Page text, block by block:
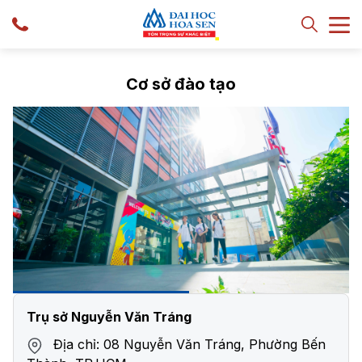
Cơ sở đào tạo
Trụ sở Nguyễn Văn Tráng
Địa chỉ: 08 Nguyễn Văn Tráng, Phường Bến